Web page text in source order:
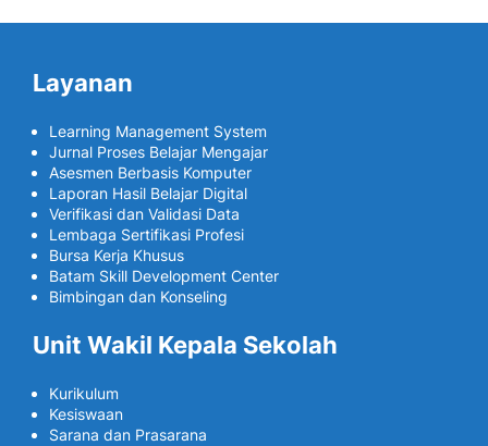
Layanan
Learning Management System
Jurnal Proses Belajar Mengajar
Asesmen Berbasis Komputer
Laporan Hasil Belajar Digital
Verifikasi dan Validasi Data
Lembaga Sertifikasi Profesi
Bursa Kerja Khusus
Batam Skill Development Center
Bimbingan dan Konseling
Unit Wakil Kepala Sekolah
Kurikulum
Kesiswaan
Sarana dan Prasarana